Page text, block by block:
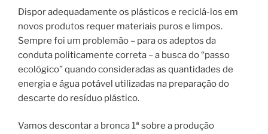
Dispor adequadamente os plásticos e reciclá-los em
novos produtos ​​requer materiais puros e limpos.
Sempre foi um problemão – para os adeptos da
conduta politicamente correta – a busca do “passo
ecológico” quando consideradas as quantidades de
energia e água potável utilizadas na preparação do
descarte do resíduo plástico.
Vamos descontar a bronca 1ª sobre a produção